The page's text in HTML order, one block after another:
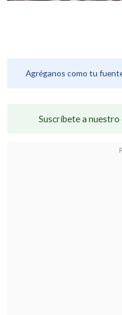
Agréganos como tu
Suscríbete a nuestro